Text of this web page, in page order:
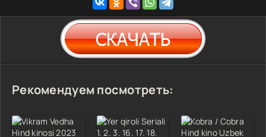
Рекомендуем посмотреть: